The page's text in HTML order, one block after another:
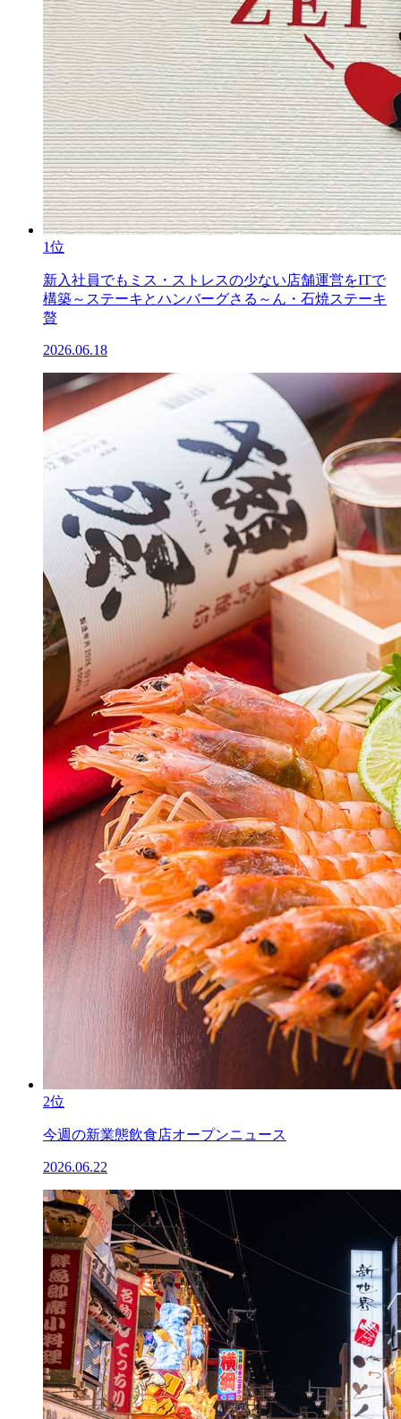
1位
新入社員でもミス・ストレスの少ない店舗運営をITで
構築～ステーキとハンバーグさる～ん・石焼ステーキ
贅
2026.06.18
2位
今週の新業態飲食店オープンニュース
2026.06.22